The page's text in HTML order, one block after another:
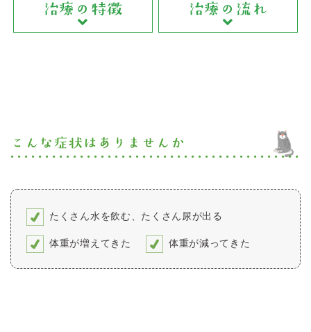
治療の特徴 治療の流れ
こんな症状はありませんか
たくさん水を飲む、たくさん尿が出る
体重が増えてきた
体重が減ってきた